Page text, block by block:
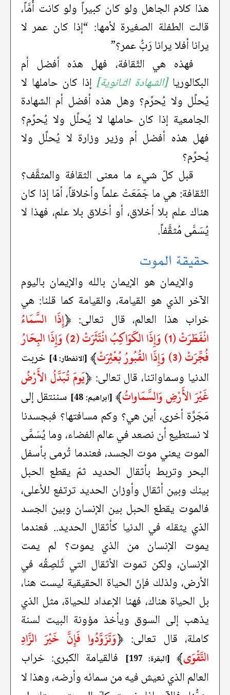
هذا كلام الجاهل ولو كان كبيراً ولو كانت أُمَّاً،
قالت الطفلة الصغيرة لأمها: “إذا كان عمر لا
يرانا أفلا يرانا رَبُّ عمر؟”
فهذه هي الثّقافة، فهل هذه أفضل أم
البكالوريا[الشهادة الثانوية] إذا كان حاملها لا
يُحلِّل ولا يُحرِّم؟ وهل هذه أفضل أم الشهادة
الجامعية إذا كان حاملها لا يُحلِّل ولا يُحرِّم؟
فهل هذه أفضل أم وزير وزارة لا يُحلِّل ولا
يُحرِّم؟
قبل كلّ شيء ما معنى الثقافة والمثقَّف؟
الثّقافة: هي ما جَمَعَتْ علماً وأخلاقاً، أمّا إذا كان
هناك علم بلا أخلاق، أو أخلاق بلا علم، فهذا لا
يُسَمَّى مُثقَّفاً.
حقيقة الموت
والإيمان هو الإيمان بالله والإيمان باليوم
الآخر الذي هو القيامة، والقيامة كما قلنا: هي
خراب هذا العالم، قال تعالى: ﴿إِذَا السَّمَاءُ
انْفَطَرَتْ (1) وَإِذَا الكَوَاكِبُ انْتَثَرَتْ (2) وَإِذَا البِحَارُ
فُجِّرَتْ (3) وَإِذَا القُبُورُ بُعْثِرَتْ
﴾ [الانفطار: 4]
خربت
الدنيا وسماواتنا، قال تعالى: ﴿يَومَ تُبَدَّلُ الأَرْضُ
غَيْرَ الأَرْضِ وَالسَّمَاواتُ﴾ [ابراهيم: 48]
سننتقل إلى
مَجَرَّة أخرى، أين هي؟ وكم مسافتها؟ فبجسدنا
لا نستطيع أن نصعد في عالم الفضاء، وما يُسَمَّى
الموت يعني موت الجسد، فعندما تُرمى بأسفل
البحر وتربط بأثقال الحديد ثمّ يقطع الحبل
بينك وبين أثقال وأوزان الحديد ترتفع للأعلى،
فالموت يقطع الحبل بين الإنسان وبين الجسد
الذي يثقله في الدنيا كأثقال الحديد.. فعندما
يموت الإنسان من الذي يموت؟ لم يمت
الإنسان، ولكن تموت الأثقال التي تُلصِقُه في
الأرض، ولذلك فإنّ الحياة الحقيقية ليست هنا،
بل الحياة هناك، فهنا الإعداد للحياة، مثل الذي
يذهب إلى السوق ويأخذ مؤونة البيت لسنة
كاملة، قال تعالى: ﴿وَتَزَوَّدُوا فَإِنَّ خَيْرَ الزَّادِ
التَّقْوَى﴾ [البقرة: 197]
فالقيامة الكبرى: خراب
العالم الذي نعيش فيه من سمائه وأرضه، وهذا لا